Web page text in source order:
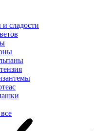
сладости